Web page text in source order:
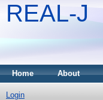
REAL-J
Home About
Login